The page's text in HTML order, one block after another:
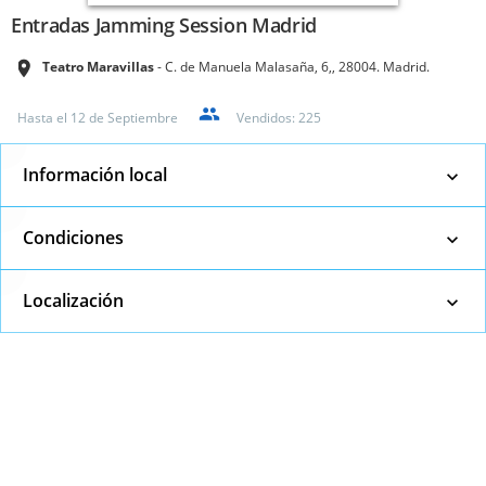
Entradas Jamming Session Madrid
Teatro Maravillas C. de Manuela Malasaña, 6,, 28004. Madrid.
Hasta el 12 de Septiembre Vendidos: 225
Información local
Condiciones
Localización